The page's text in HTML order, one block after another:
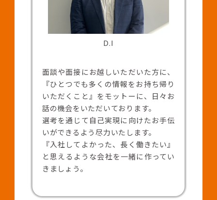
D.I
面談や面接にお越しいただいた方に、
『ひとつでも多くの情報をお持ち帰り
いただくこと』をモットーに、日々お
話の機会をいただいております。
選考を通じて自己実現に向けたお手伝
いができるよう尽力いたします。
『入社してよかった、長く働きたい』
と思えるような会社を一緒に作ってい
きましょう。